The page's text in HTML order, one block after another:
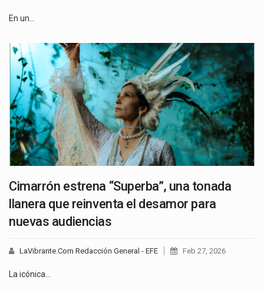
En un…
Cimarrón estrena “Superba”, una tonada
llanera que reinventa el desamor para
nuevas audiencias
LaVibrante.Com Redacción General - EFE Feb 27, 2026
La icónica…